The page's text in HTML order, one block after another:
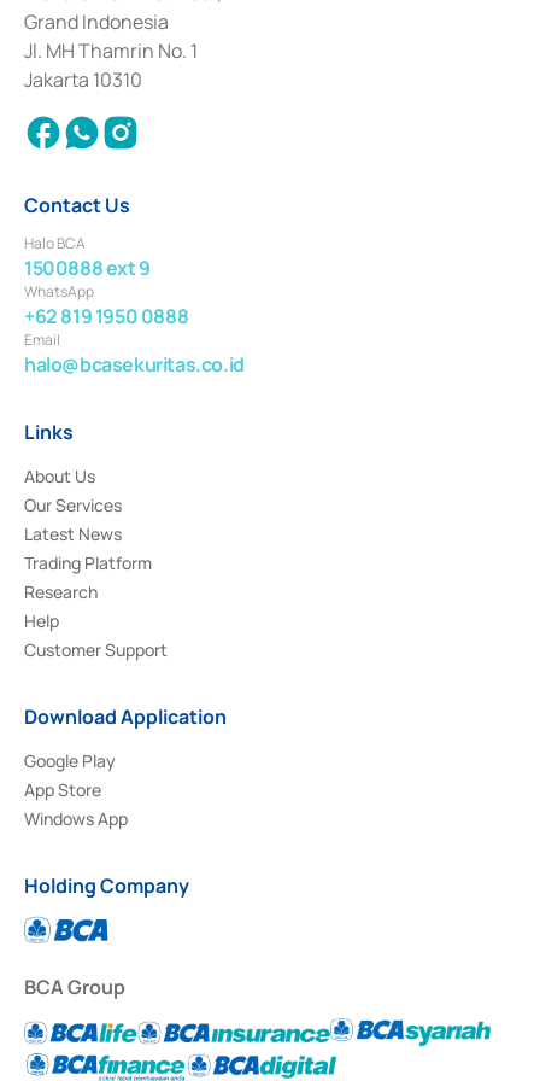
Deposit Transactions in the Money Market whose license was issued in
2017 and other business licenses from Bank Indonesia as a Supporting
Institution for the Issuance, Transaction, and Administration and
Settlement of Commercial Paper Transactions whose license was issued in
2018.
Grand Indonesia
Jl. MH Thamrin No. 1
Jakarta 10310
Contact Us
Halo BCA
1500888 ext 9
WhatsApp
+62 819 1950 0888
Email
halo@bcasekuritas.co.id
Links
About Us
Our Services
Latest News
Trading Platform
Research
Help
Customer Support
Download Application
Google Play
App Store
Windows App
Holding Company
BCA Group